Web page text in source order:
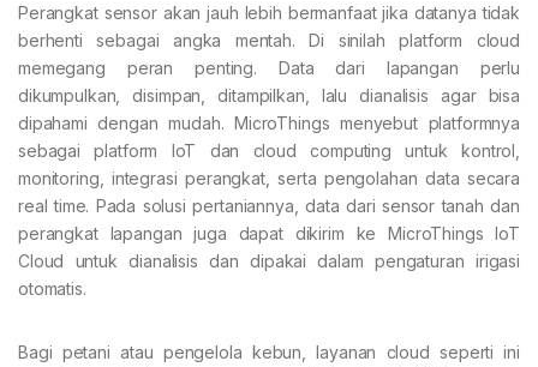
Perangkat sensor akan jauh lebih bermanfaat jika datanya tidak
berhenti sebagai angka mentah. Di sinilah platform cloud
memegang peran penting. Data dari lapangan perlu
dikumpulkan, disimpan, ditampilkan, lalu dianalisis agar bisa
dipahami dengan mudah. MicroThings menyebut platformnya
sebagai platform IoT dan cloud computing untuk kontrol,
monitoring, integrasi perangkat, serta pengolahan data secara
real time. Pada solusi pertaniannya, data dari sensor tanah dan
perangkat lapangan juga dapat dikirim ke MicroThings IoT
Cloud untuk dianalisis dan dipakai dalam pengaturan irigasi
otomatis.
Bagi petani atau pengelola kebun, layanan cloud seperti ini